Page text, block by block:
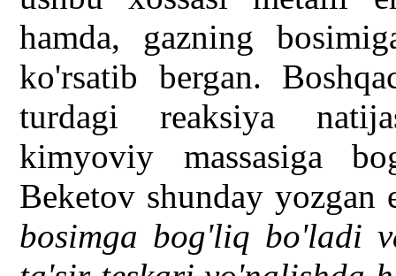
hamda, gazning
ko'rsatib bergan.
turdagi reaksiya
kimyoviy massasiga
Beketov shunday
bosimga bog'liq bo'ladi